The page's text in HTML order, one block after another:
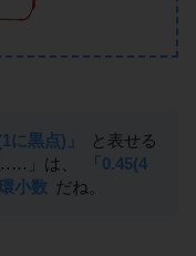
に黒点)」
と表せる
」は、
「0.45(4
小数 だね。